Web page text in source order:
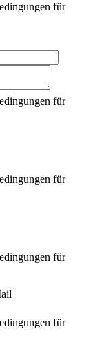
für
für
für
für
für